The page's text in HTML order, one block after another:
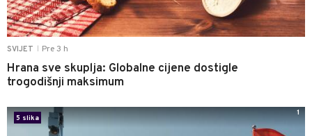
SVIJET Pre 3 h
Hrana sve skuplja: Globalne cijene dostigle
trogodišnji maksimum
5 slika
1